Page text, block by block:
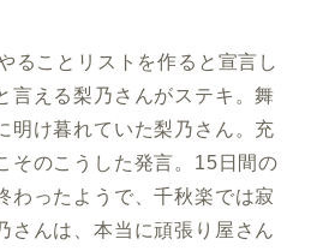
ることリストを作ると宣言し
言える梨乃さんがステキ。舞
明け暮れていた梨乃さん。充
そのこうした発言。15日間の
わったようで、千秋楽では寂
さんは、本当に頑張り屋さん